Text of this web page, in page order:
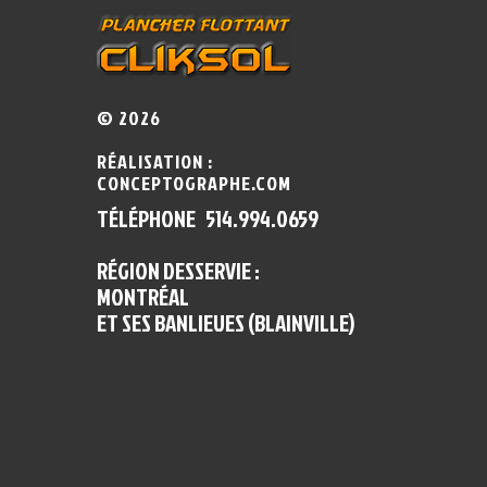
© 2026
RÉALISATION :
CONCEPTOGRAPHE.COM
TÉLÉPHONE 514.994.0659
RÉGION DESSERVIE :
MONTRÉAL
ET SES BANLIEUES (BLAINVILLE)